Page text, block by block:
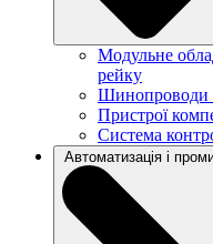
Модульне
рейку
Шинопроводи
Пристрої
Система
Автоматизація і